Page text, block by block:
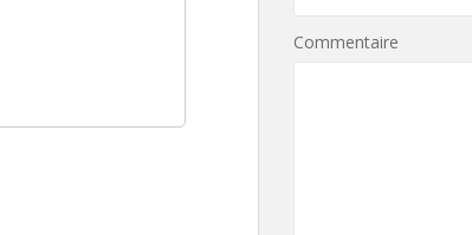
Commentaire